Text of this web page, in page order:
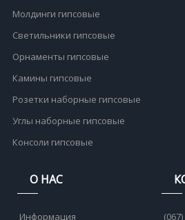
Молдинги гипсовые
Светильники гипсовые
Орнаменты гипсовые
Камины гипсовые
Розетки наборные гипсовые
Углы наборные гипсовые
Консоли гипсовые
О НАС
Информация